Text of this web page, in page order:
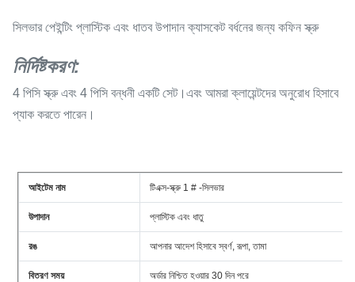
সিলভার পেইন্টিং প্লাস্টিক এবং ধাতব উপাদান ক্যাসকেট বর্ধনের জন্য কফিন স্ক্রু
নির্দিষ্টকরণ:
4 পিসি স্ক্রু এবং 4 পিসি বন্ধনী একটি সেট।এবং আমরা ক্লায়েন্টদের অনুরোধ হিসাবে
প্যাক করতে পারেন।
আইটেম নাম টিএক্স-স্ক্রু 1 # -সিলভার
উপাদান প্লাস্টিক এবং ধাতু
রঙ আপনার আদেশ হিসাবে স্বর্ণ, রূপা, তামা
বিতরণ সময় অর্ডার নিশ্চিত হওয়ার 30 দিন পরে